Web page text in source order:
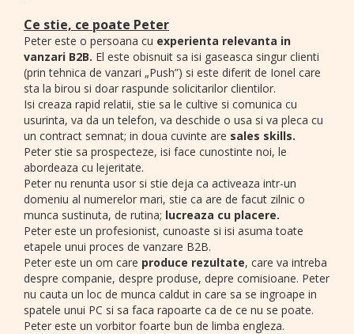
Ce stie, ce poate Peter
Peter este o persoana cu experienta relevanta in
vanzari B2B. El este obisnuit sa isi gaseasca singur clienti
(prin tehnica de vanzari „Push”) si este diferit de Ionel care
sta la birou si doar raspunde solicitarilor clientilor.
Isi creaza rapid relatii, stie sa le cultive si comunica cu
usurinta, va da un telefon, va deschide o usa si va pleca cu
un contract semnat; in doua cuvinte are sales skills.
Peter stie sa prospecteze, isi face cunostinte noi, le
abordeaza cu lejeritate.
Peter nu renunta usor si stie deja ca activeaza intr-un
domeniu al numerelor mari, stie ca are de facut zilnic o
munca sustinuta, de rutina; lucreaza cu placere.
Peter este un profesionist, cunoaste si isi asuma toate
etapele unui proces de vanzare B2B.
Peter este un om care produce rezultate, care va intreba
despre companie, despre produse, depre comisioane. Peter
nu cauta un loc de munca caldut in care sa se ingroape in
spatele unui PC si sa faca rapoarte ca de ce nu se poate.
Peter este un vorbitor foarte bun de limba engleza.